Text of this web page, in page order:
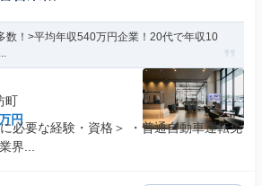
数！>平均年収540万円企業！20代で年収10
町
円
必要な経験・資格＞ ・普通自動車運転免
界...